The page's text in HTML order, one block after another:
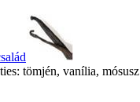
tömjén, vanília, mósusz